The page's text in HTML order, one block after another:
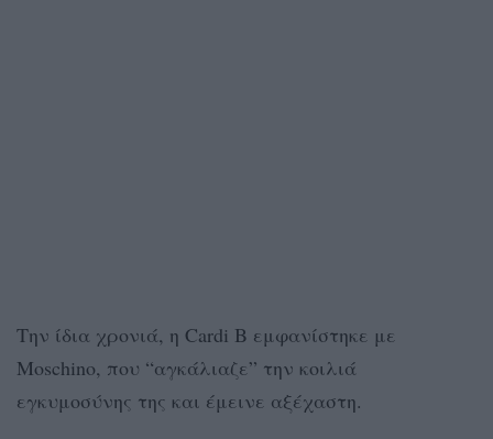
Την ίδια χρονιά, η Cardi B εμφανίστηκε με
Moschino, που “αγκάλιαζε” την κοιλιά
εγκυμοσύνης της και έμεινε αξέχαστη.